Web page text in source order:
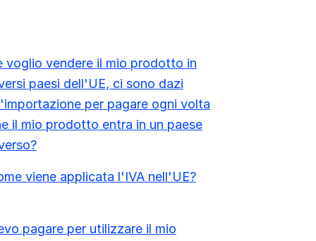
voglio vendere il mio prodotto in
paesi dell'UE, ci sono dazi
per pagare ogni volta
il mio prodotto entra in un paese
viene applicata l'IVA nell'UE?
pagare per utilizzare il mio